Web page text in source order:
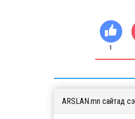
1
ARSLAN.mn сайтад